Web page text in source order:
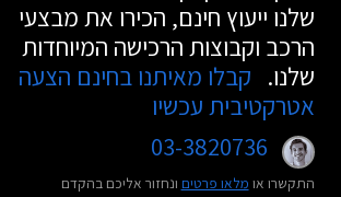
שלנו ייעוץ חינם, הכירו את מבצעי
הרכב וקבוצות הרכישה המיוחדות
שלנו. קבלו מאיתנו בחינם הצעה
אטרקטיבית עכשיו
03-3820736
התקשרו או מלאו פרטים ונחזור אליכם בהקדם